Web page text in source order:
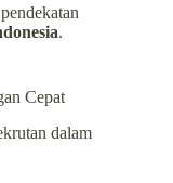
.
Cepat
dalam